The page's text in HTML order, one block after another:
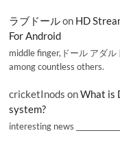
ラブドールon HD
For Android
middle finger,ドール アダ
among countless others.
cricketInods onWhat is
system?
interesting news